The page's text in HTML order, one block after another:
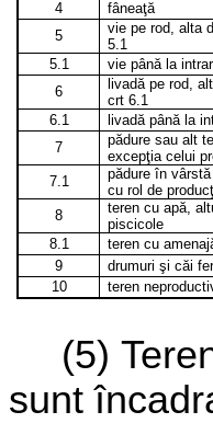
4
fâneaţă
5
vie pe rod, alta
5.1
5.1
vie până la
6
livadă pe rod,
crt 6.1
6.1
livadă până la
7
pădure sau alt
excepţia celui
7.1
pădure în
cu rol de
8
teren cu apă,
piscicole
8.1
teren cu
9
drumuri şi căi
10
teren
(5)
sunt